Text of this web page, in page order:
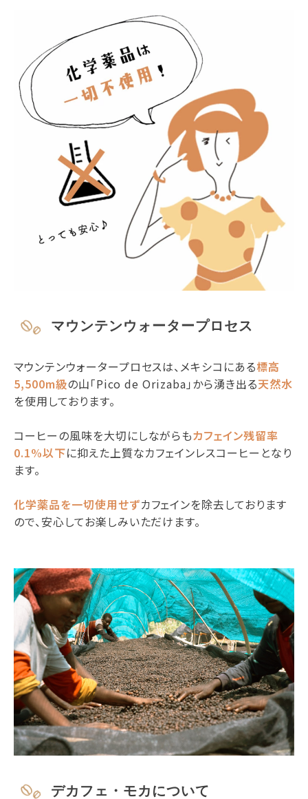
マウンテンウォータープロセス
マウンテンウォータープロセスは、メキシコにある標高
5,500m級の山「Pico de Orizaba」から湧き出る天然水
を使用しております。
コーヒーの風味を大切にしながらもカフェイン残留率
0.1%以下に抑えた上質なカフェインレスコーヒーとなり
ます。
化学薬品を一切使用せずカフェインを除去しております
ので、安心してお楽しみいただけます。
デカフェ・モカについて